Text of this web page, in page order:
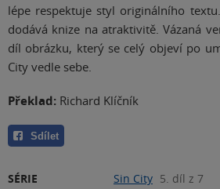
lépe respektuje styl originálního
dodává knize na atraktivitě. Vázaná
díl obrázku, který se celý objeví po
City vedle sebe.
Překlad: Richard Klíčník
Sdílet
SÉRIE Sin City 5. díl z 7